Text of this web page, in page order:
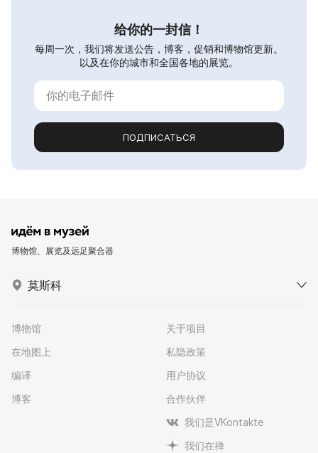
给你的一封信！
每周一次，我们将发送公告，博客，促销和博物馆更新。
以及在你的城市和全国各地的展览。
ПОДПИСАТЬСЯ
博物馆、展览及远足聚合器
莫斯科
博物馆
在地图上
编译
博客
关于项目
私隐政策
用户协议
合作伙伴
我们是VKontakte
我们在禅